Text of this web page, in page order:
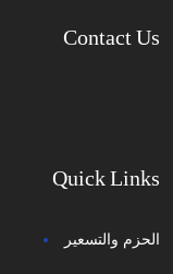
Contact Us
Quick Links
الحزم والتسعير